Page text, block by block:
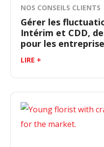
NOS CONSEILS CLIENTS
Gérer les
Intérim et CDD,
pour les
LIRE +